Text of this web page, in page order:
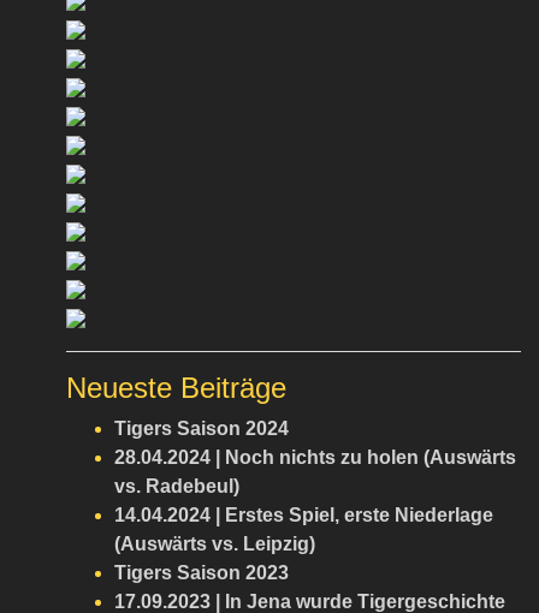
Neueste Beiträge
Tigers Saison 2024
28.04.2024 | Noch nichts zu holen (Auswärts
vs. Radebeul)
14.04.2024 | Erstes Spiel, erste Niederlage
(Auswärts vs. Leipzig)
Tigers Saison 2023
17.09.2023 | In Jena wurde Tigergeschichte